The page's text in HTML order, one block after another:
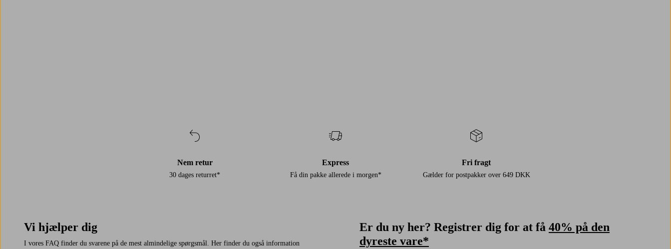
Nem retur
30 dages returret*
Express
Få din pakke allerede i morgen*
Fri fragt
Gælder for postpakker over 649 DKK
Er du ny her? Registrer dig for at få 40% på den
dyreste vare*
Vi hjælper dig
I vores FAQ finder du svarene på de mest almindelige spørgsmål. Her finder du også information